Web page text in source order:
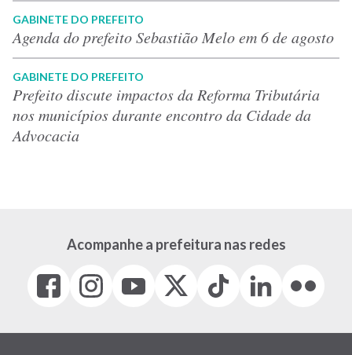
GABINETE DO PREFEITO
Agenda do prefeito Sebastião Melo em 6 de agosto
GABINETE DO PREFEITO
Prefeito discute impactos da Reforma Tributária
nos municípios durante encontro da Cidade da
Advocacia
Acompanhe a prefeitura nas redes
Facebook
(link
em
Instagram
(link
em
(link
em
(Antigo
(link
Tiktok
(link
em
LinkedIn
(link
em
(link
em